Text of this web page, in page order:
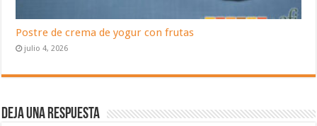
Postre de crema de yogur con frutas
julio 4, 2026
Deja una respuesta